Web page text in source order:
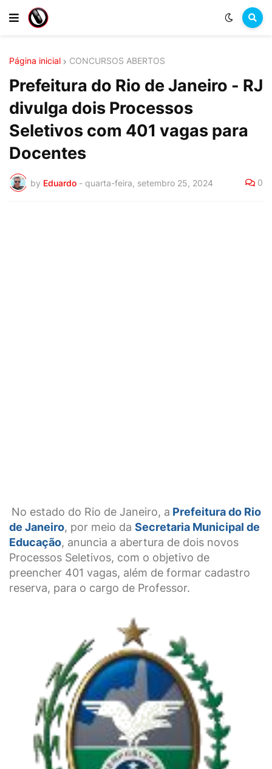
Página inicial CONCURSOS ABERTOS
Prefeitura do Rio de Janeiro - RJ
divulga dois Processos
Seletivos com 401 vagas para
Docentes
by Eduardo - quarta-feira, setembro 25, 2024 0
No estado do Rio de Janeiro, a Prefeitura do Rio
de Janeiro, por meio da Secretaria Municipal de
Educação, anuncia a abertura de dois novos
Processos Seletivos, com o objetivo de
preencher 401 vagas, além de formar cadastro
reserva, para o cargo de Professor.